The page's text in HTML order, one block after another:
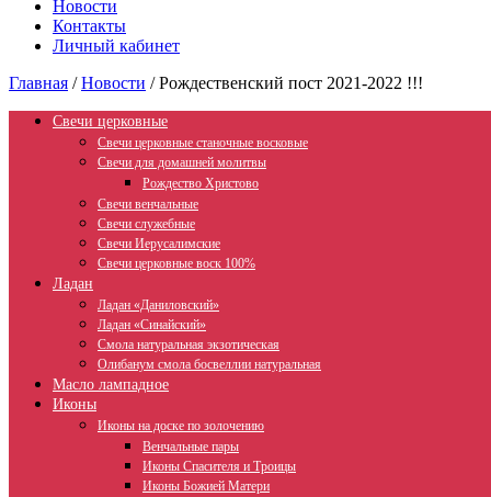
Новости
Контакты
Личный кабинет
Главная /Новости /Рождественский пост 2021-2022 !!!
Свечи церковные
Свечи церковные станочные восковые
Свечи для домашней молитвы
Рождество Христово
Свечи венчальные
Свечи служебные
Свечи Иерусалимские
Свечи церковные воск 100%
Ладан
Ладан «Даниловский»
Ладан «Синайский»
Смола натуральная экзотическая
Олибанум смола босвеллии натуральная
Масло лампадное
Иконы
Иконы на доске по золочению
Венчальные пары
Иконы Спасителя и Троицы
Иконы Божией Матери